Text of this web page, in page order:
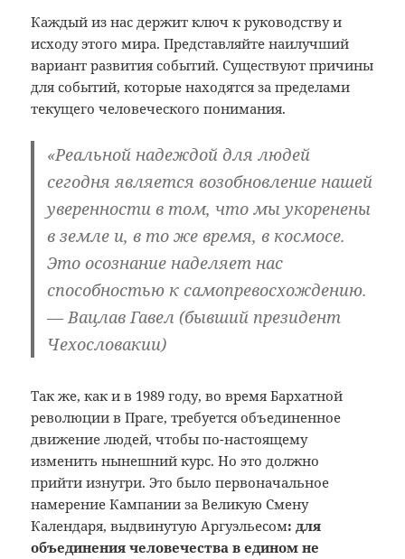
Каждый из нас держит ключ к руководству и
исходу этого мира. Представляйте наилучший
вариант развития событий. Существуют причины
для событий, которые находятся за пределами
текущего человеческого понимания.
«Реальной надеждой для людей
сегодня является возобновление нашей
уверенности в том, что мы укоренены
в земле и, в то же время, в космосе.
Это осознание наделяет нас
способностью к самопревосхождению.
— Вацлав Гавел (бывший президент
Чехословакии)
Так же, как и в 1989 году, во время Бархатной
революции в Праге, требуется объединенное
движение людей, чтобы по-настоящему
изменить нынешний курс. Но это должно
прийти изнутри. Это было первоначальное
намерение Кампании за Великую Смену
Календаря, выдвинутую Аргуэльесом: для
объединения человечества в едином не